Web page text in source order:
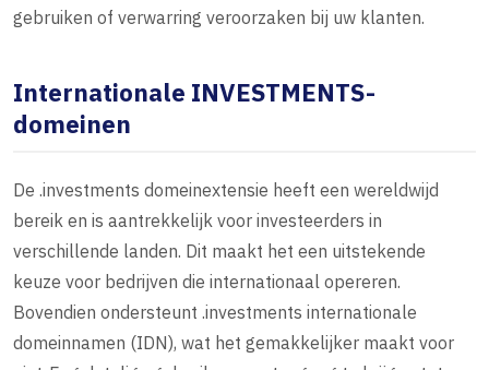
gebruiken of verwarring veroorzaken bij uw klanten.
Internationale INVESTMENTS-
domeinen
De .investments domeinextensie heeft een wereldwijd
bereik en is aantrekkelijk voor investeerders in
verschillende landen. Dit maakt het een uitstekende
keuze voor bedrijven die internationaal opereren.
Bovendien ondersteunt .investments internationale
domeinnamen (IDN), wat het gemakkelijker maakt voor